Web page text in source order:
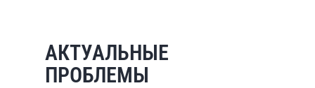
АКТУАЛЬНЫЕ
ПРОБЛЕМЫ